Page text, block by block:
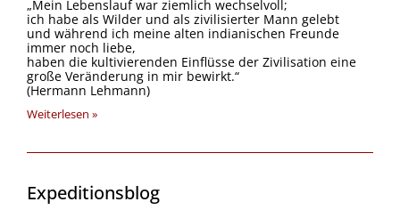
„Mein Lebenslauf war ziemlich wechselvoll;
ich habe als Wilder und als zivilisierter Mann gelebt
und während ich meine alten indianischen Freunde
immer noch liebe,
haben die kultivierenden Einflüsse der Zivilisation eine
große Veränderung in mir bewirkt.“
(Hermann Lehmann)
Weiterlesen »
Expeditionsblog